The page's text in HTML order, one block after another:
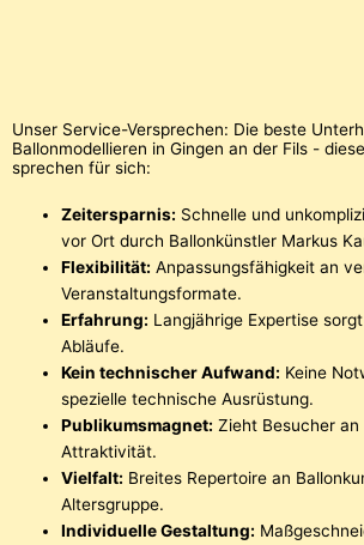
Unser Service-Versprechen: Die beste
Ballonmodellieren in Gingen an der Fils -
sprechen für sich:
Zeitersparnis: Schnelle und
vor Ort durch Ballonkünstler Markus
Flexibilität: Anpassungsfähigkeit an
Veranstaltungsformate.
Erfahrung: Langjährige Expertise
Abläufe.
Kein technischer Aufwand: Keine
spezielle technische Ausrüstung.
Publikumsmagnet: Zieht Besucher
Attraktivität.
Vielfalt: Breites Repertoire an
Altersgruppe.
Individuelle Gestaltung: